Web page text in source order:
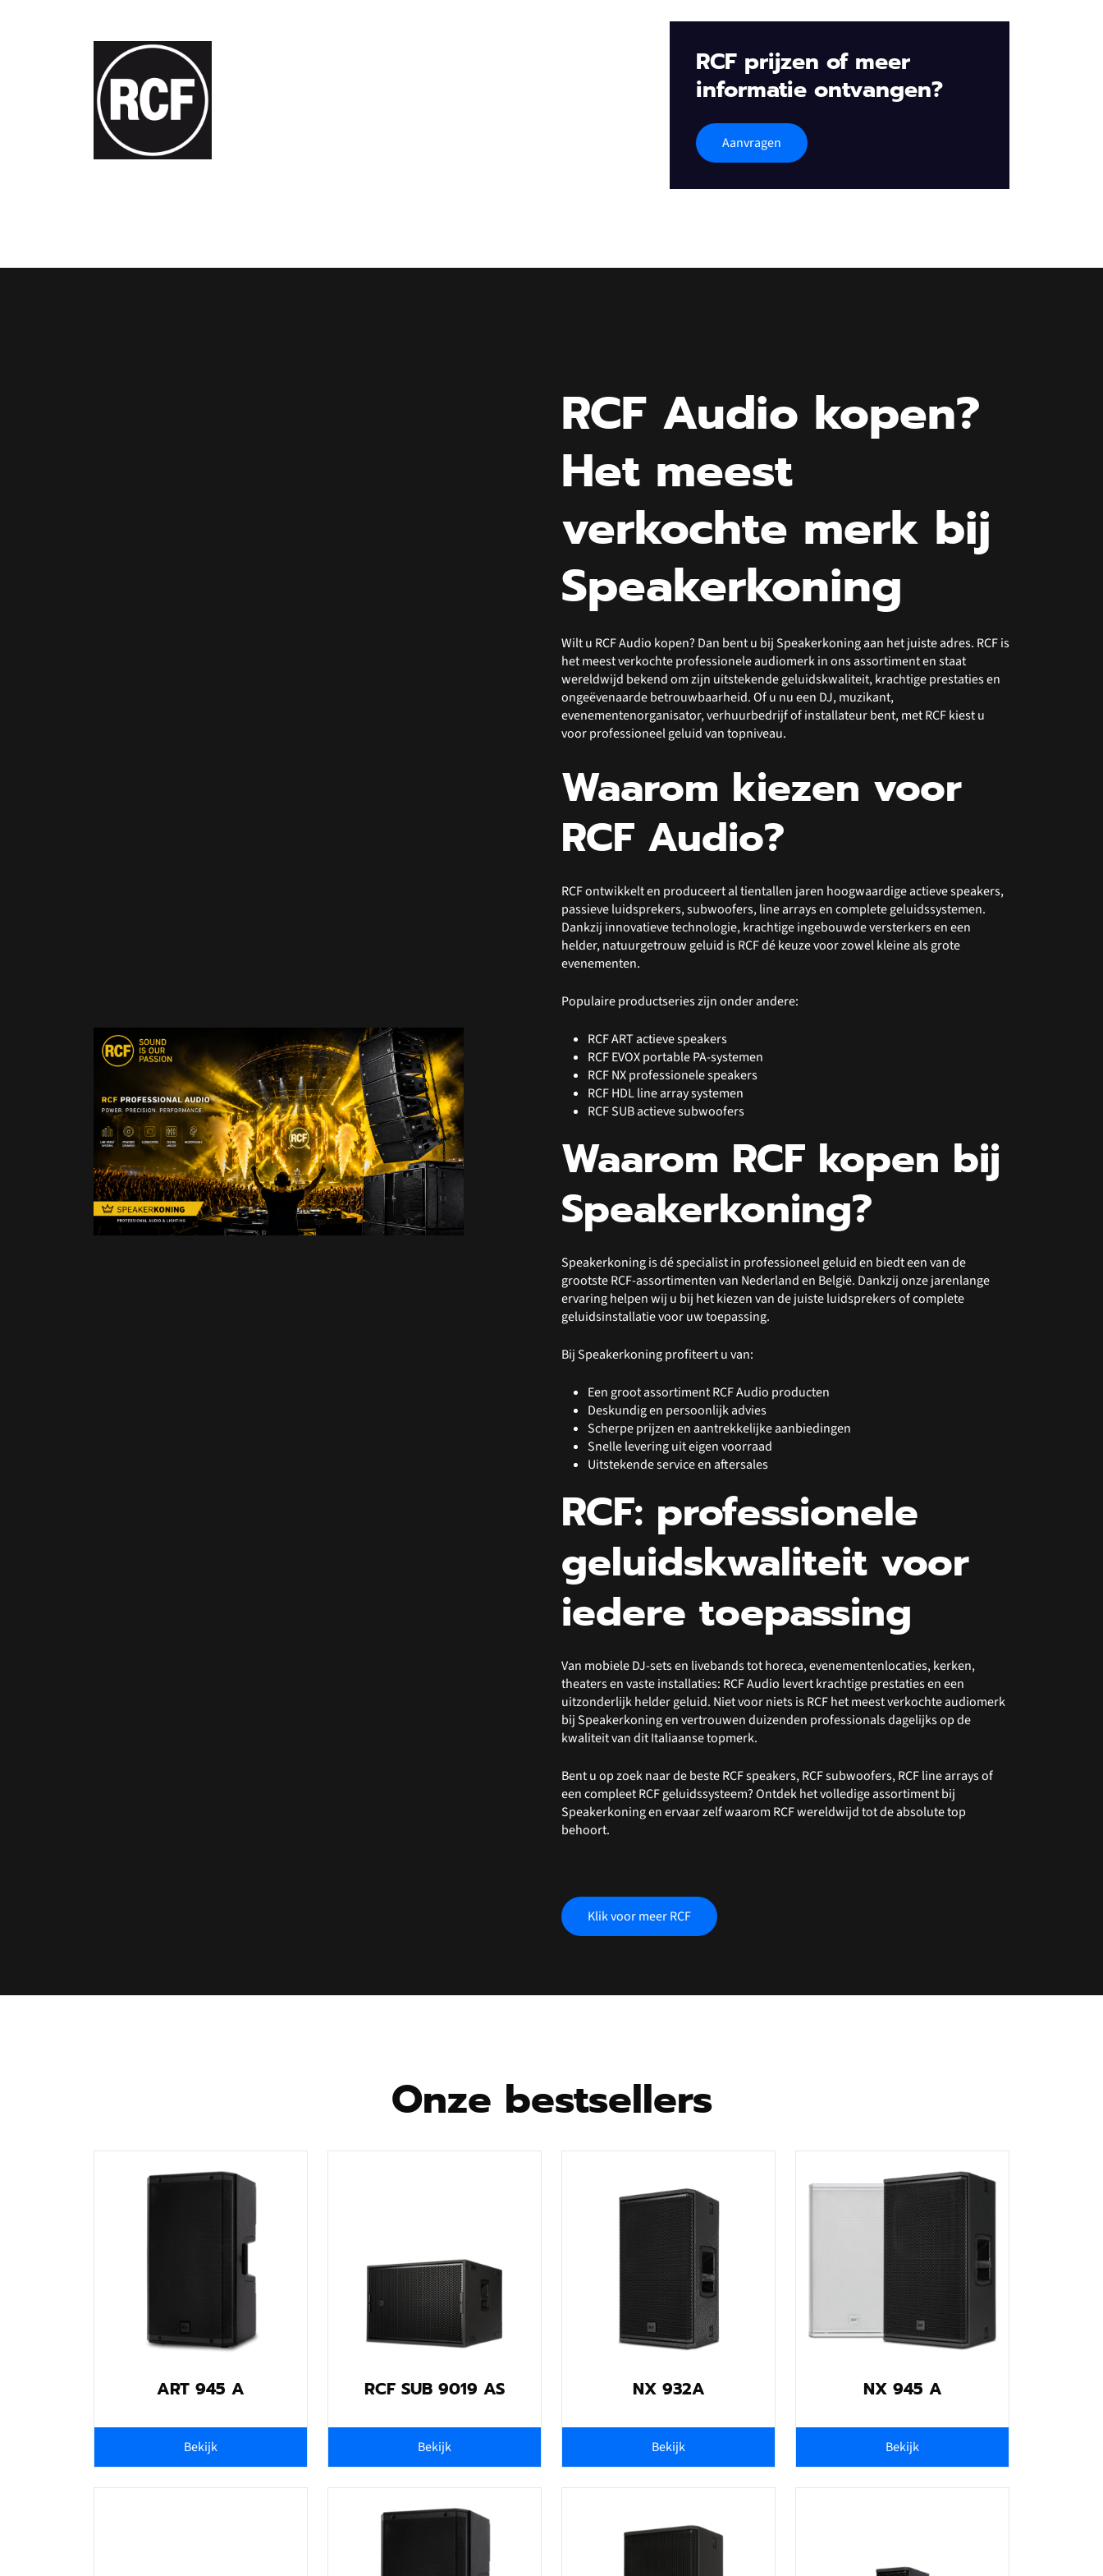
RCF prijzen of meer
informatie ontvangen?
Aanvragen
RCF Audio kopen?
Het meest
verkochte merk bij
Speakerkoning
Wilt u RCF Audio kopen? Dan bent u bij Speakerkoning aan het juiste adres. RCF is
het meest verkochte professionele audiomerk in ons assortiment en staat
wereldwijd bekend om zijn uitstekende geluidskwaliteit, krachtige prestaties en
ongeëvenaarde betrouwbaarheid. Of u nu een DJ, muzikant,
evenementenorganisator, verhuurbedrijf of installateur bent, met RCF kiest u
voor professioneel geluid van topniveau.
Waarom kiezen voor
RCF Audio?
RCF ontwikkelt en produceert al tientallen jaren hoogwaardige actieve speakers,
passieve luidsprekers, subwoofers, line arrays en complete geluidssystemen.
Dankzij innovatieve technologie, krachtige ingebouwde versterkers en een
helder, natuurgetrouw geluid is RCF dé keuze voor zowel kleine als grote
evenementen.
Populaire productseries zijn onder andere:
RCF ART actieve speakers
RCF EVOX portable PA-systemen
RCF NX professionele speakers
RCF HDL line array systemen
RCF SUB actieve subwoofers
Waarom RCF kopen bij
Speakerkoning?
Speakerkoning is dé specialist in professioneel geluid en biedt een van de
grootste RCF-assortimenten van Nederland en België. Dankzij onze jarenlange
ervaring helpen wij u bij het kiezen van de juiste luidsprekers of complete
geluidsinstallatie voor uw toepassing.
Bij Speakerkoning profiteert u van:
Een groot assortiment RCF Audio producten
Deskundig en persoonlijk advies
Scherpe prijzen en aantrekkelijke aanbiedingen
Snelle levering uit eigen voorraad
Uitstekende service en aftersales
RCF: professionele
geluidskwaliteit voor
iedere toepassing
Van mobiele DJ-sets en livebands tot horeca, evenementenlocaties, kerken,
theaters en vaste installaties: RCF Audio levert krachtige prestaties en een
uitzonderlijk helder geluid. Niet voor niets is RCF het meest verkochte audiomerk
bij Speakerkoning en vertrouwen duizenden professionals dagelijks op de
kwaliteit van dit Italiaanse topmerk.
Bent u op zoek naar de beste RCF speakers, RCF subwoofers, RCF line arrays of
een compleet RCF geluidssysteem? Ontdek het volledige assortiment bij
Speakerkoning en ervaar zelf waarom RCF wereldwijd tot de absolute top
behoort.
Klik voor meer RCF
Onze bestsellers
ART 945 A
Bekijk
RCF SUB 9019 AS
Bekijk
NX 932A
Bekijk
NX 945 A
Bekijk